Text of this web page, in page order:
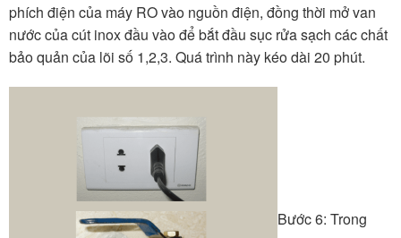
phích điện của máy RO vào nguồn điện, đồng thời mở van
nước của cút inox đầu vào để bắt đầu sục rửa sạch các chất
bảo quản của lõi số 1,2,3. Quá trình này kéo dài 20 phút.
Bước 6: Trong